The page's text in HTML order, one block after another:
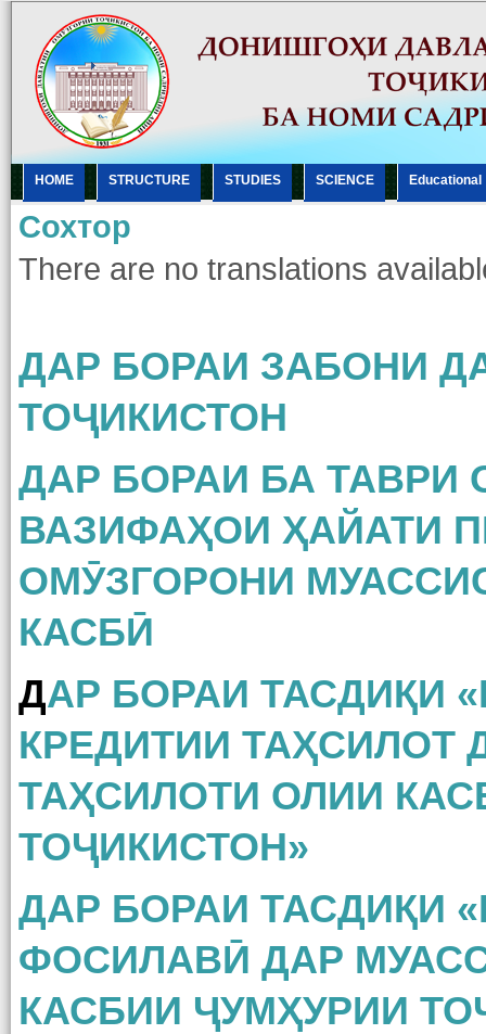
HOME STRUCTURE STUDIES SCIENCE Еducational
Сохтор
There are no translations
ДАР БОРАИ ЗАБОНИ
ТОҶИКИСТОН
ДАР БОРАИ БА
ВАЗИФАҲОИ ҲАЙАТИ
ОМӮЗГОРОНИ
КАСБӢ
ДАР БОРАИ ТАСДИҚИ
КРЕДИТИИ ТАҲСИЛОТ
ТАҲСИЛОТИ ОЛИИ
ТОҶИКИСТОН»
ДАР БОРАИ ТАСДИҚИ
ФОСИЛАВӢ ДАР
КАСБИИ ҶУМҲУРИИ